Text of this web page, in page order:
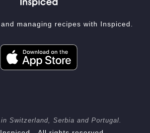
managing recipes with Inspiced.
Switzerland, Serbia and Portugal.